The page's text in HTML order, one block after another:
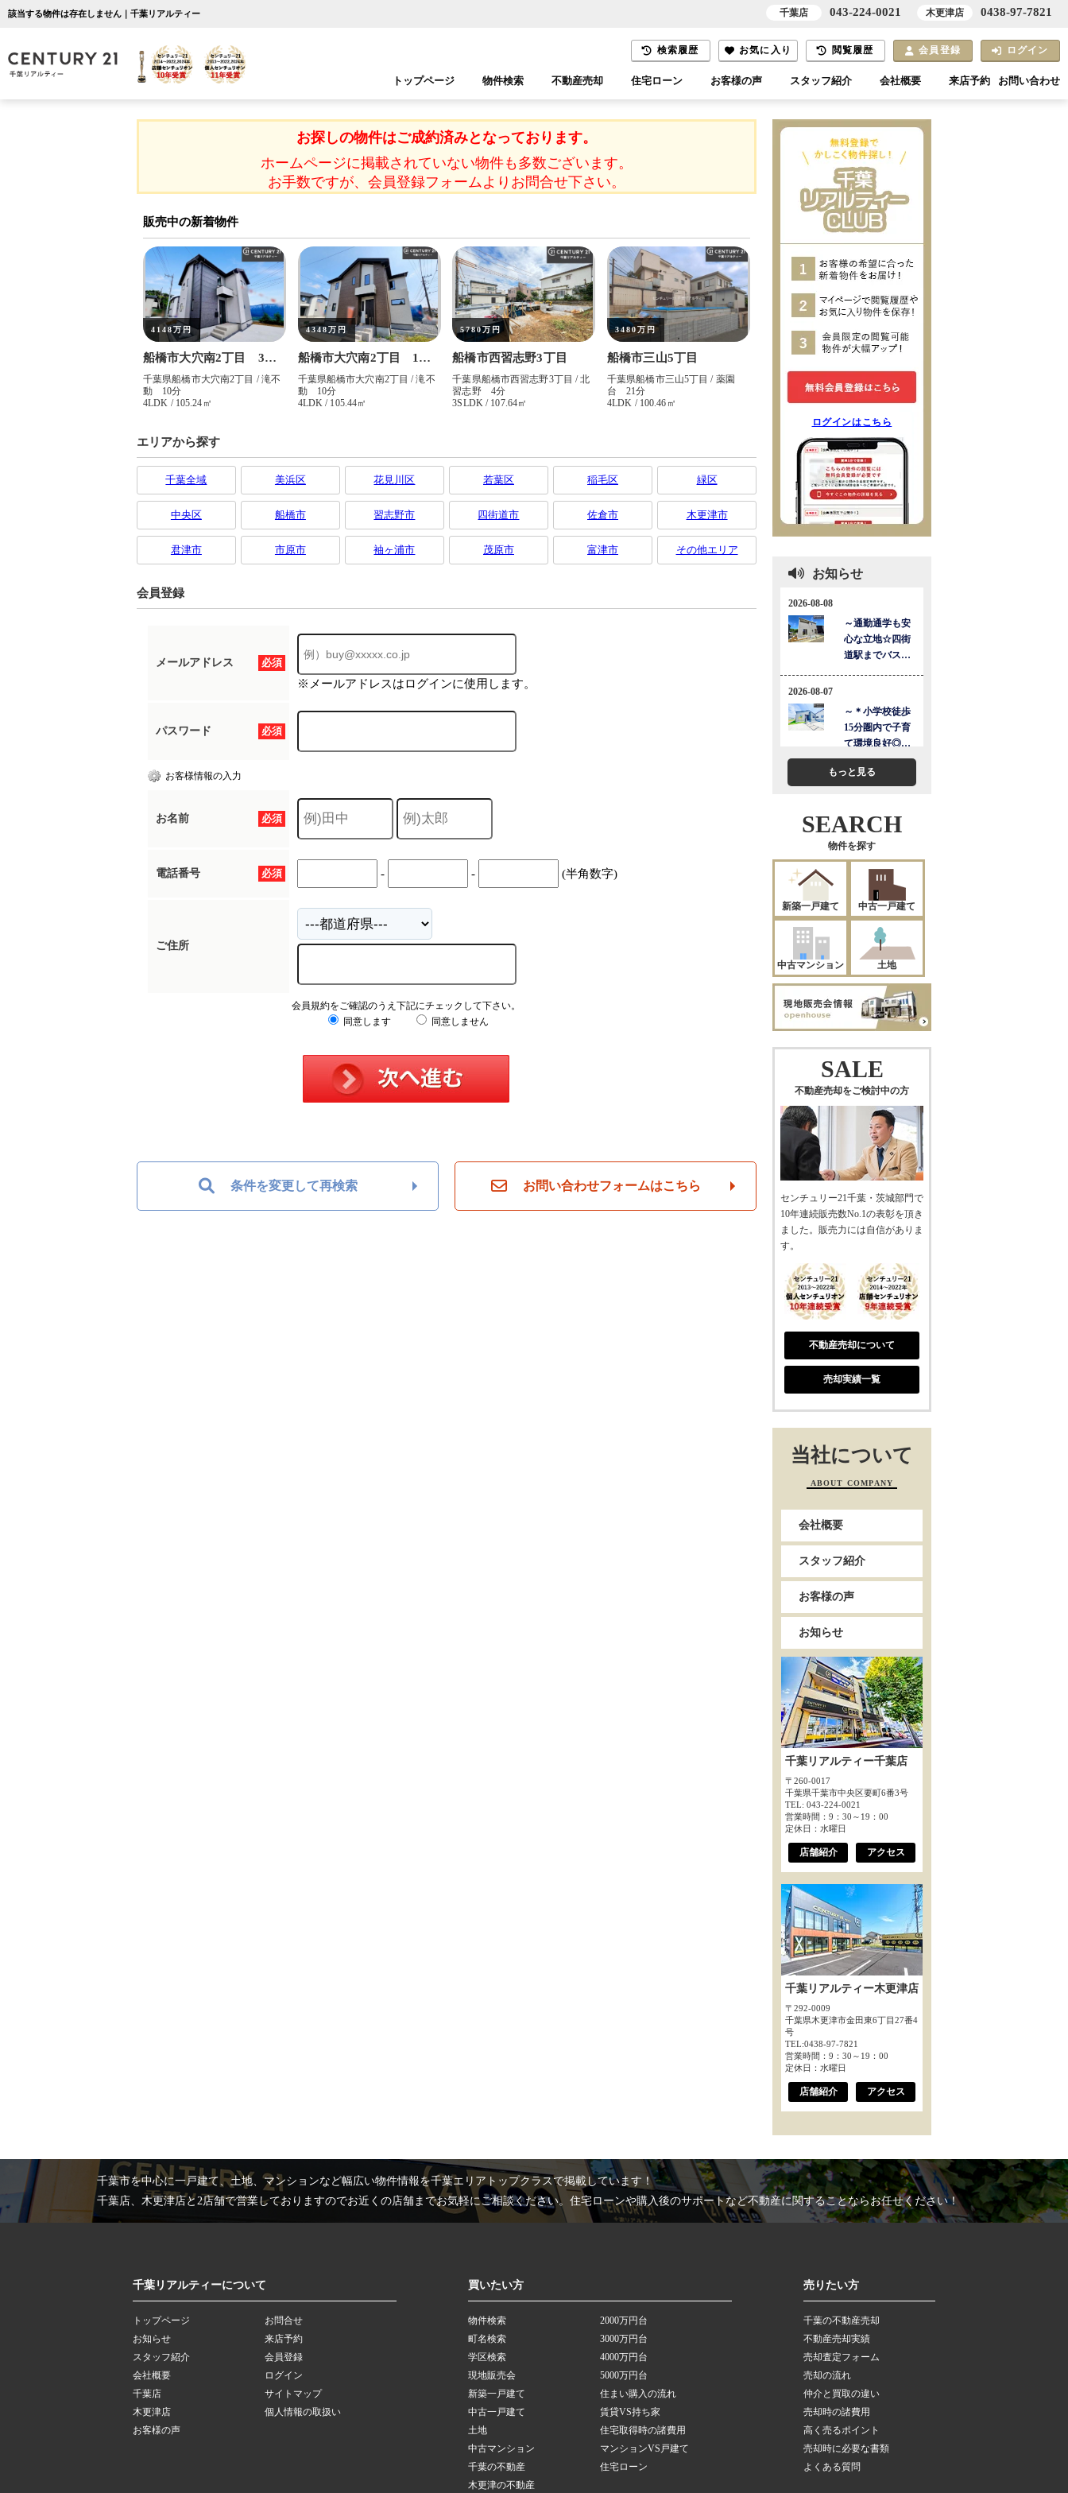
該当する物件は存在しません｜千葉リアルティー
検索履歴 お気に入り 閲覧履歴 会員登録 ログイン
トップページ 物件検索
千葉エリア 木更津エリア
不動産売却 住宅ローン お客様の声 スタッフ紹介 会社概要 来店予約 お問い合わせ
お探しの物件はご成約済みとなっております。
ホームページに掲載されていない物件も多数ございます。
お手数ですが、会員登録フォームよりお問合せ下さい。
エリアから探す
千葉全域 美浜区 花見川区 若葉区 稲毛区 緑区
中央区 船橋市 習志野市 四街道市 佐倉市 木更津市
君津市 市原市 袖ヶ浦市 茂原市 富津市 その他エリア
会員登録
必須
メールアドレス
※メールアドレスはログインに使用します。
必須
パスワード
お客様情報の入力
必須
お名前
必須
電話番号 - - (半角数字)
ご住所
会員規約をご確認のうえ下記にチェックして下さい。
同意します
同意しません
条件を変更して再検索 お問い合わせフォームはこちら
ログインはこちら
お知らせ
もっと見る
SEARCH
物件を探す
新築一戸建て 中古一戸建て
中古マンション 土地
SALE
不動産売却をご検討中の方
センチュリー21千葉・茨城部門で
10年連続販売数No.1の表彰を頂き
ました。販売力には自信がありま
す。
不動産売却について
売却実績一覧
当社について
ABOUT COMPANY
会社概要
スタッフ紹介
お客様の声
お知らせ
千葉リアルティー千葉店
〒260-0017
千葉県千葉市中央区要町6番3号
TEL: 043-224-0021
営業時間：9：30～19：00
定休日：水曜日
店舗紹介 アクセス
千葉リアルティー木更津店
〒292-0009
千葉県木更津市金田東6丁目27番4
号
TEL:0438-97-7821
営業時間：9：30～19：00
定休日：水曜日
店舗紹介 アクセス
千葉市を中心に一戸建て、土地、マンションなど幅広い物件情報を千葉エリアトップクラスで掲載しています！
千葉店、木更津店と2店舗で営業しておりますのでお近くの店舗までお気軽にご相談ください。住宅ローンや購入後のサポートなど不動産に関することならお任せください！
千葉リアルティーについて
トップページ
お知らせ
スタッフ紹介
会社概要
千葉店
木更津店
お客様の声
お問合せ
来店予約
会員登録
ログイン
サイトマップ
個人情報の取扱い
買いたい方
物件検索
町名検索
学区検索
現地販売会
新築一戸建て
中古一戸建て
土地
中古マンション
千葉の不動産
木更津の不動産
2000万円台
3000万円台
4000万円台
5000万円台
住まい購入の流れ
賃貸VS持ち家
住宅取得時の諸費用
マンションVS戸建て
住宅ローン
売りたい方
千葉の不動産売却
不動産売却実績
売却査定フォーム
売却の流れ
仲介と買取の違い
売却時の諸費用
高く売るポイント
売却時に必要な書類
よくある質問
千葉店 043-224-0021 木更津店 0438-97-7821